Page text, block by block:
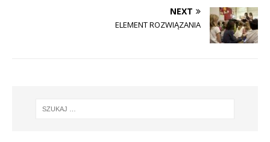
NEXT
ELEMENT ROZWIĄZANIA